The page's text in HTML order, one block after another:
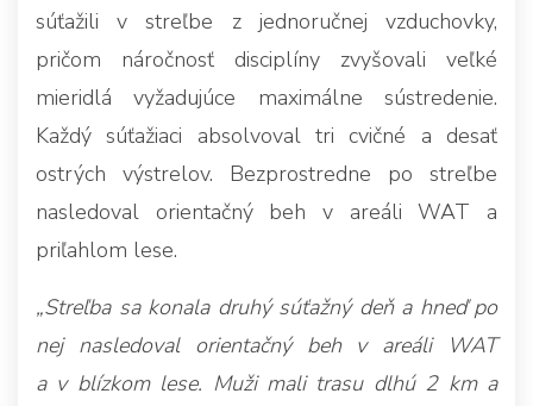
súťažili v streľbe z jednoručnej vzduchovky,
pričom náročnosť disciplíny zvyšovali veľké
mieridlá vyžadujúce maximálne sústredenie.
Každý súťažiaci absolvoval tri cvičné a desať
ostrých výstrelov. Bezprostredne po streľbe
nasledoval orientačný beh v areáli WAT a
priľahlom lese.
„Streľba sa konala druhý súťažný deň a hneď po
nej nasledoval orientačný beh v areáli WAT
a v blízkom lese. Muži mali trasu dlhú 2 km a